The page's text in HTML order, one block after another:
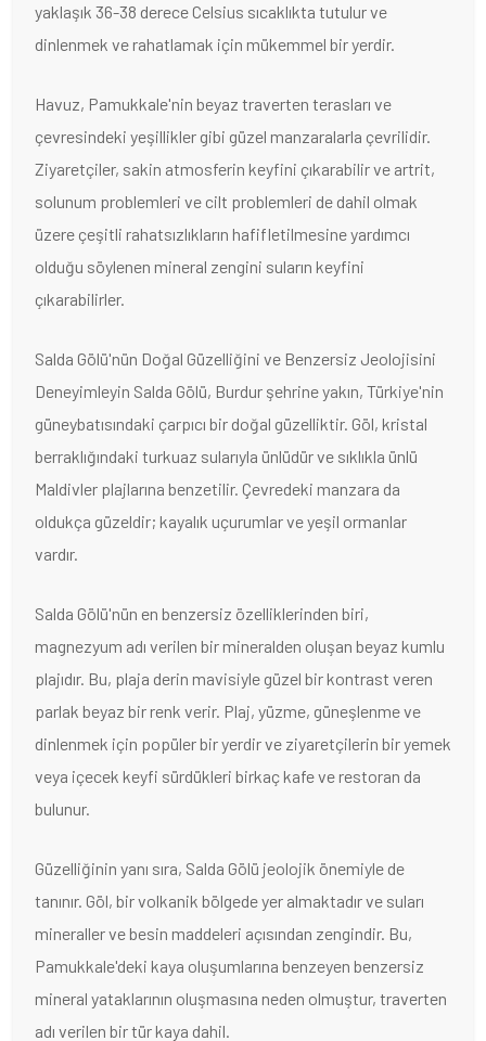
yaklaşık 36-38 derece Celsius sıcaklıkta tutulur ve
dinlenmek ve rahatlamak için mükemmel bir yerdir.
Havuz, Pamukkale'nin beyaz traverten terasları ve
çevresindeki yeşillikler gibi güzel manzaralarla çevrilidir.
Ziyaretçiler, sakin atmosferin keyfini çıkarabilir ve artrit,
solunum problemleri ve cilt problemleri de dahil olmak
üzere çeşitli rahatsızlıkların hafifletilmesine yardımcı
olduğu söylenen mineral zengini suların keyfini
çıkarabilirler.
Salda Gölü'nün Doğal Güzelliğini ve Benzersiz Jeolojisini
Deneyimleyin Salda Gölü, Burdur şehrine yakın, Türkiye'nin
güneybatısındaki çarpıcı bir doğal güzelliktir. Göl, kristal
berraklığındaki turkuaz sularıyla ünlüdür ve sıklıkla ünlü
Maldivler plajlarına benzetilir. Çevredeki manzara da
oldukça güzeldir; kayalık uçurumlar ve yeşil ormanlar
vardır.
Salda Gölü'nün en benzersiz özelliklerinden biri,
magnezyum adı verilen bir mineralden oluşan beyaz kumlu
plajıdır. Bu, plaja derin mavisiyle güzel bir kontrast veren
parlak beyaz bir renk verir. Plaj, yüzme, güneşlenme ve
dinlenmek için popüler bir yerdir ve ziyaretçilerin bir yemek
veya içecek keyfi sürdükleri birkaç kafe ve restoran da
bulunur.
Güzelliğinin yanı sıra, Salda Gölü jeolojik önemiyle de
tanınır. Göl, bir volkanik bölgede yer almaktadır ve suları
mineraller ve besin maddeleri açısından zengindir. Bu,
Pamukkale'deki kaya oluşumlarına benzeyen benzersiz
mineral yataklarının oluşmasına neden olmuştur, traverten
adı verilen bir tür kaya dahil.